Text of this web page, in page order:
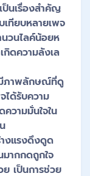
ป็นเรื่องสำคัญ
เทียบหลายเพจ
วนไลค์น้อยห
กิดความลังเล
มีภาพลักษณ์ที่ดู
ได้รับความ
วามมั่นใจใน
งแรงดึงดูด
มากกดถูกใจ
เป็นการช่วย